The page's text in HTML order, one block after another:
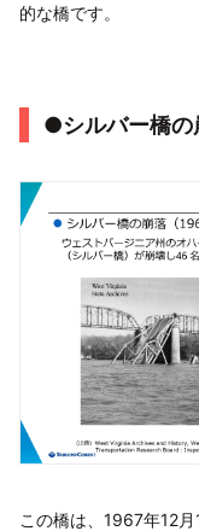
的な橋です。
●シルバー橋の
この橋は、1967年12